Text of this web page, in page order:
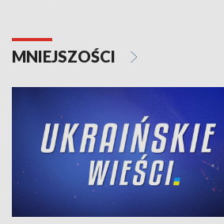
MNIEJSZOŚCI